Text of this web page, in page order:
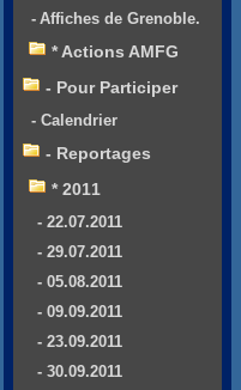
- Affiches de Grenoble.
* Actions AMFG
- Pour Participer
- Calendrier
- Reportages
* 2011
- 22.07.2011
- 29.07.2011
- 05.08.2011
- 09.09.2011
- 23.09.2011
- 30.09.2011